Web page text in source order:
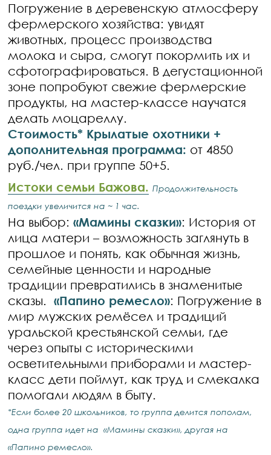
Погружение в деревенскую атмосферу
фермерского хозяйства: увидят
животных, процесс производства
молока и сыра, смогут покормить их и
сфотографироваться. В дегустационной
зоне попробуют свежие фермерские
продукты, на мастер-классе научатся
делать моцареллу.
Стоимость* Крылатые охотники +
дополнительная программа: от 4850
руб./чел. при группе 50+5.
Истоки семьи Бажова. Продолжительность
поездки увеличится на ~ 1 час.
На выбор:«Мамины сказки»: История от
лица матери – возможность заглянуть в
прошлое и понять, как обычная жизнь,
семейные ценности и народные
традиции превратились в знаменитые
сказы.«Папино ремесло»: Погружение в
мир мужских ремёсел и традиций
уральской крестьянской семьи, где
через опыты с историческими
осветительными приборами и мастер-
класс дети поймут, как труд и смекалка
помогали людям в быту.
*Если более 20 школьников, то группа делится пополам,
одна группа идет на «Мамины сказки», другая на
«Папино ремесло».